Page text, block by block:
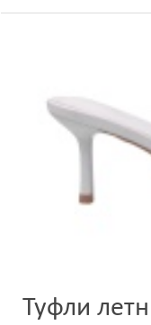
Туфли